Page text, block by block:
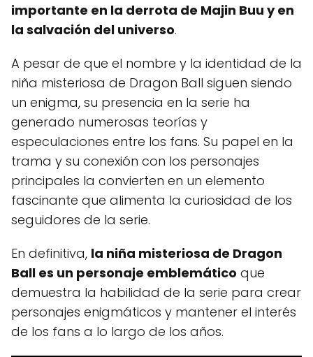
importante en la derrota de Majin Buu y en
la salvación del universo.
A pesar de que el nombre y la identidad de la
niña misteriosa de Dragon Ball siguen siendo
un enigma, su presencia en la serie ha
generado numerosas teorías y
especulaciones entre los fans. Su papel en la
trama y su conexión con los personajes
principales la convierten en un elemento
fascinante que alimenta la curiosidad de los
seguidores de la serie.
En definitiva, la niña misteriosa de Dragon
Ball es un personaje emblemático que
demuestra la habilidad de la serie para crear
personajes enigmáticos y mantener el interés
de los fans a lo largo de los años.